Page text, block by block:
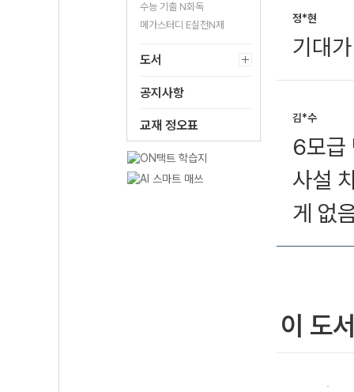
수능 기출 N회독
메가스터디 E실전N제
도서
공지사항
교재 정오표
정*현
기대
김*수
6모급
사설
게 없
이 도